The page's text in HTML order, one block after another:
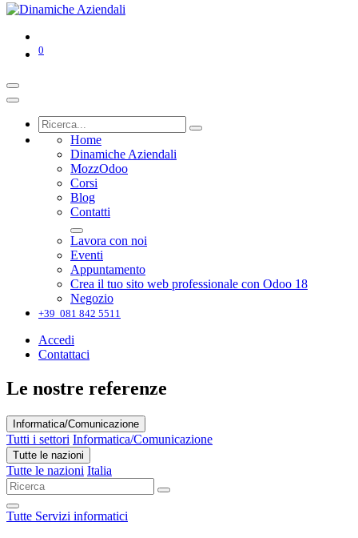
0
Home
Dinamiche Aziendali
MozzOdoo
Corsi
Blog
Contatti
Lavora con noi
Eventi
Appuntamento
Crea il tuo sito web professionale con Odoo 18
Negozio
+39 081 842 5511
Accedi
Contattaci
Le nostre referenze
Informatica/Comunicazione
Tutti i settori Informatica/Comunicazione
Tutte le nazioni
Tutte le nazioni Italia
Tutte Servizi informatici